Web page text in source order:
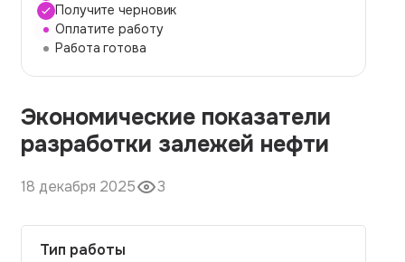
Темы работ
О сервисе
О компании
Наши гарантии
Порядок оплаты
Вопросы и ответы
Контакты
Получите черновик
Оплатите работу
Работа готова
Экономические показатели
разработки залежей нефти
18 декабря 2025 3
Тип работы